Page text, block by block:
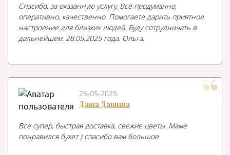
Спасибо, за оказанную услугу. Всё продуманно,
оперативно, качественно. Помогаете дарить приятное
настроение для близких людей. Буду сотрудничать в
дальнейшем. 28.05.2025 года. Ольга.
25-05-2025
Даша Дашина
Все супер, быстрая доставка, свежие цветы. Маме
понравился букет ) спасибо вам большое